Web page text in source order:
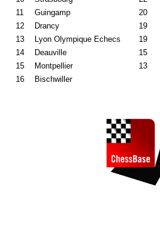
11
Guingamp 20
12
Drancy 19
13
Lyon Olympique Echecs 19
14
Deauville 15
15
Montpellier 13
16
Bischwiller